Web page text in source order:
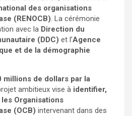
des organisations
(RENOCB). La cérémonie
avec la Direction du
(DDC) et l’Agence
et de la démographie
millions de dollars par la
ambitieux vise à identifier,
Organisations
(OCB) intervenant dans des